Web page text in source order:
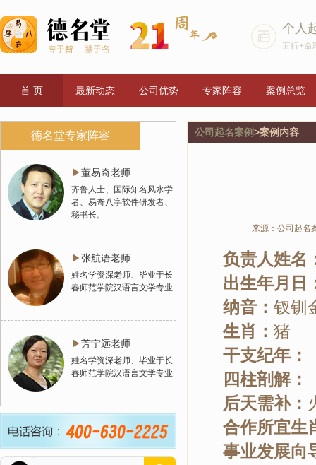
个人
五行+命
首 页 最新动态 公司优势 专家阵容 案例总览
德名堂专家阵容
▶董易奇老师
齐鲁人士、国际知名风水学
者、易奇八字软件研发者、
秘书长。
▶张航语老师
姓名学资深老师、毕业于长
春师范学院汉语言文学专业
▶芳宁远老师
姓名学资深老师、毕业于长
春师范学院汉语言文学专业
公司起名案例>案例内容
来源：公司起名
负责人姓名
出生年月日
纳音：
生肖： 猪
干支纪年
四柱剖解
后天需补：
合作所宜生
事业发展向